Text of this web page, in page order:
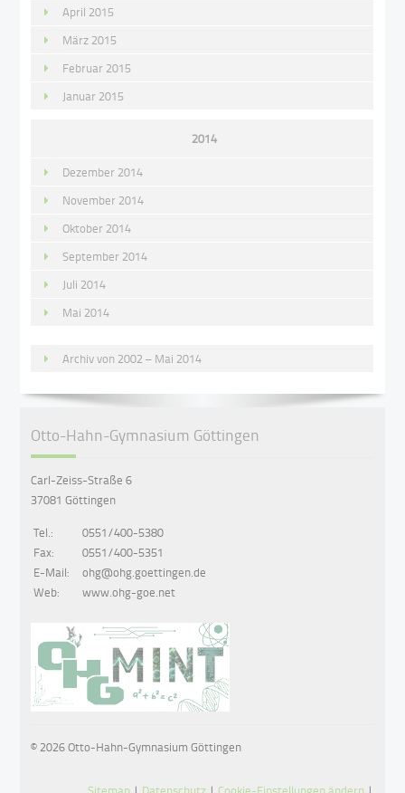
April 2015
März 2015
Februar 2015
Januar 2015
2014
Dezember 2014
November 2014
Oktober 2014
September 2014
Juli 2014
Mai 2014
Archiv von 2002 – Mai 2014
Otto-Hahn-Gymnasium Göttingen
Carl-Zeiss-Straße 6
37081 Göttingen
Tel.:
0551/400-5380
Fax:
0551/400-5351
E-Mail:
ohg@ohg.goettingen.de
Web:
www.ohg-goe.net
© 2026 Otto-Hahn-Gymnasium Göttingen